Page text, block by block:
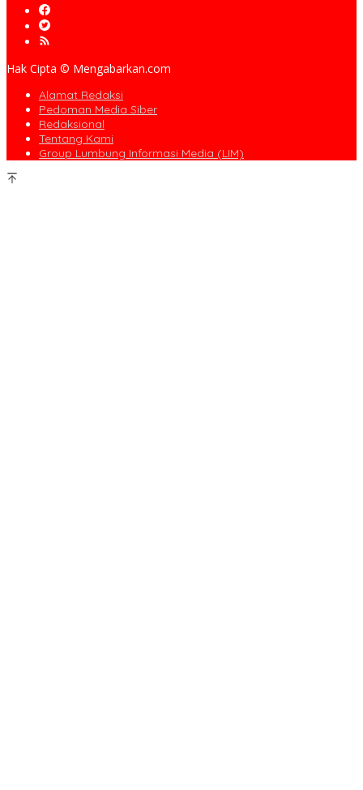
Hak Cipta © Mengabarkan.com
Alamat Redaksi
Pedoman Media Siber
Redaksional
Tentang Kami
Group Lumbung Informasi Media (LIM)